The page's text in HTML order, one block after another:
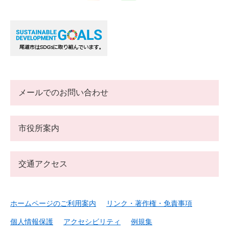
メールでのお問い合わせ
市役所案内
交通アクセス
ホームページのご利用案内 リンク・著作権・免責事項
個人情報保護 アクセシビリティ 例規集